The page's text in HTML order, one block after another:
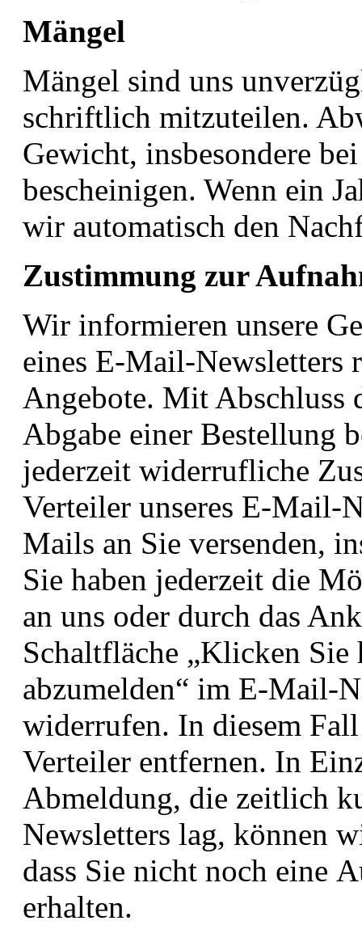
Mängel
Mängel sind uns
schriftlich mitzuteilen.
Gewicht, insbesondere
bescheinigen. Wenn ein
wir automatisch den
Zustimmung zur
Wir informieren unsere
eines E-Mail-Newsletters
Angebote. Mit Abschluss
Abgabe einer Bestellung
jederzeit widerrufliche
Verteiler unseres E-Mail-
Mails an Sie versenden,
Sie haben jederzeit die
an uns oder durch das
Schaltfläche „Klicken Sie
abzumelden“ im E-Mail-
widerrufen. In diesem
Verteiler entfernen. In
Abmeldung, die zeitlich
Newsletters lag, können
dass Sie nicht noch eine
erhalten.